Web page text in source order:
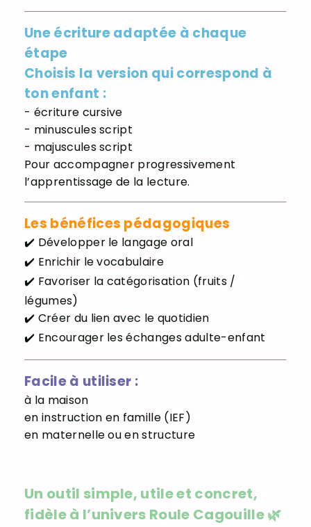
Une écriture adaptée à chaque
étape
Choisis la version qui correspond à
ton enfant :
- écriture cursive
- minuscules script
- majuscules script
Pour accompagner progressivement
l’apprentissage de la lecture.
Les bénéfices pédagogiques
✔️ Développer le langage oral
✔️ Enrichir le vocabulaire
✔️ Favoriser la catégorisation (fruits /
légumes)
✔️ Créer du lien avec le quotidien
✔️ Encourager les échanges adulte-enfant
Facile à utiliser :
à la maison
en instruction en famille (IEF)
en maternelle ou en structure
Un outil simple, utile et concret,
fidèle à l’univers Roule Cagouille 🌿